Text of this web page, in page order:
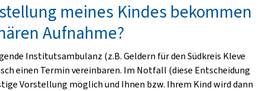
meines Kindes bekommen
Aufnahme?
Institutsambulanz (z.B. Geldern für den Südkreis Kleve
einen Termin vereinbaren. Im Notfall (diese Entscheidung
Vorstellung möglich und Ihnen bzw. Ihrem Kind wird dann